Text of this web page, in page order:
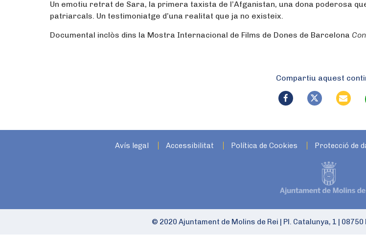
Un emotiu retrat de Sara, la primera taxista de l’Afganistan, una dona poderosa
patriarcals. Un testimoniatge d’una realitat que ja no existeix.
Documental inclòs dins la Mostra Internacional de Films de Dones de Barcelona
Compartiu aquest
Avís legal Accessibilitat Política de Cookies Protecció de
© 2020 Ajuntament de Molins de Rei Pl. Catalunya, 1 08750